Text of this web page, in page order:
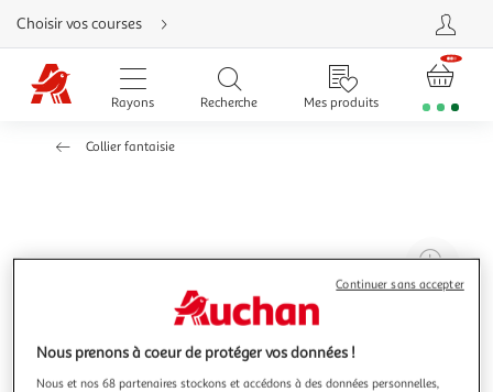
Aller
directement
au
contenu
Aller
directement
Aller
la
Choisir vos courses
Rayons Recherche Mes produits
Collier fantaisie
Nous prenons à coeur de protéger vos données !
Nous et nos 68 partenaires stockons et accédons à des données personnelles,
Continuer sans accepter